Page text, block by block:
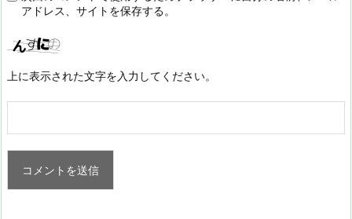
アドレス、サイトを保存する。
上に表示された文字を入力してください。